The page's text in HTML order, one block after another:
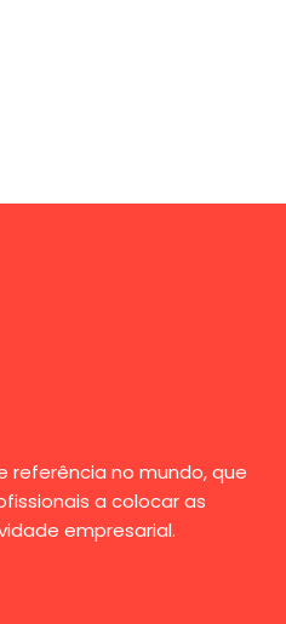
referência no mundo, que
a colocar as
empresarial.